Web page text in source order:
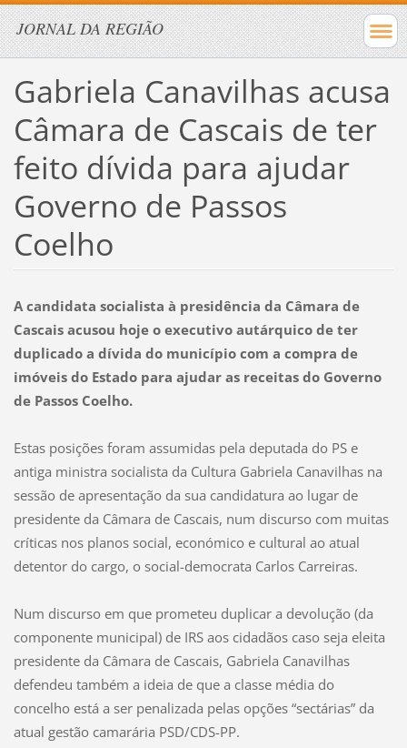
JORNAL DA REGIÃO
Gabriela Canavilhas acusa
Câmara de Cascais de ter
feito dívida para ajudar
Governo de Passos
Coelho
A candidata socialista à presidência da Câmara de
Cascais acusou hoje o executivo autárquico de ter
duplicado a dívida do município com a compra de
imóveis do Estado para ajudar as receitas do Governo
de Passos Coelho.
Estas posições foram assumidas pela deputada do PS e
antiga ministra socialista da Cultura Gabriela Canavilhas na
sessão de apresentação da sua candidatura ao lugar de
presidente da Câmara de Cascais, num discurso com muitas
críticas nos planos social, económico e cultural ao atual
detentor do cargo, o social-democrata Carlos Carreiras.
Num discurso em que prometeu duplicar a devolução (da
componente municipal) de IRS aos cidadãos caso seja eleita
presidente da Câmara de Cascais, Gabriela Canavilhas
defendeu também a ideia de que a classe média do
concelho está a ser penalizada pelas opções “sectárias” da
atual gestão camarária PSD/CDS-PP.